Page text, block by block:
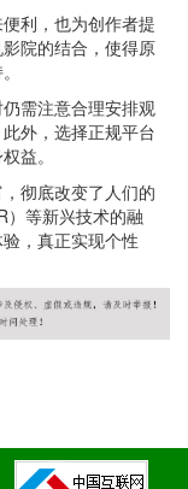
利，也为创作者提
院的结合，使得原
需注意合理安排观
外，选择正规平台
益。
彻底改变了人们的
）等新兴技术的融
，真正实现个性